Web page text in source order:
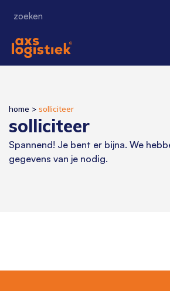
home > solliciteer
solliciteer
Spannend! Je bent er bijna. We
gegevens van je nodig.